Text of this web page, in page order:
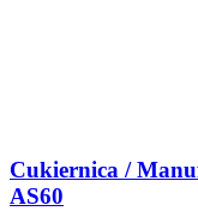
Cukiernica /
AS60